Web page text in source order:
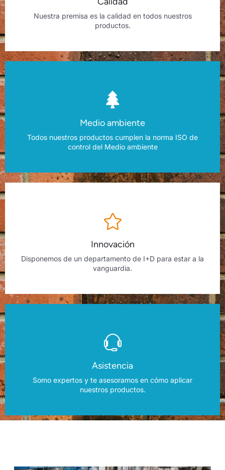
Nuestra premisa es la calidad en todos nuestros
productos.
Medio ambiente
Todos nuestros productos cumplen la norma ISO de
control del Medio ambiente
Innovación
Disponemos de un departamento de I+D para estar a la
vanguardia.
Asistencia
Somo expertos y te asesoramos en cómo aplicar
nuestros productos.